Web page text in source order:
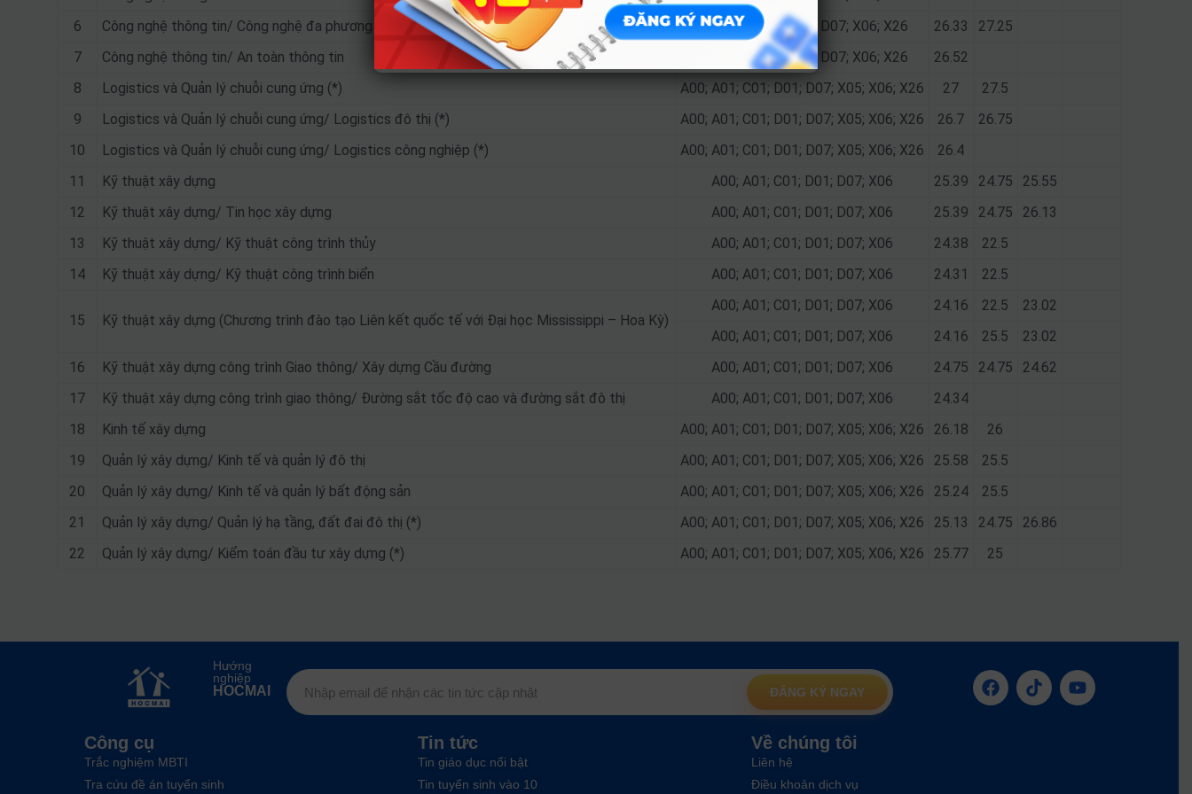
6
Công nghệ thông tin/ Công nghệ đa phương tiện (*) A00; A01; C01; D01; D07; X06; X26 26.33
27.25
7
Công nghệ thông tin/ An toàn thông tin A00; A01; C01; D01; D07; X06; X26
26.52
8
Logistics và Quản lý chuỗi cung ứng (*) A00; A01; C01; D01; D07; X05; X06; X26 27
27.5
9
Logistics và Quản lý chuỗi cung ứng/ Logistics đô thị (*) A00; A01; C01; D01; D07; X05; X06; X26 26.7
26.75
10
Logistics và Quản lý chuỗi cung ứng/ Logistics công nghiệp (*) A00; A01; C01; D01; D07; X05; X06; X26
26.4
11
Kỹ thuật xây dựng A00; A01; C01; D01; D07; X06 25.39 24.75
25.55
12
Kỹ thuật xây dựng/ Tin học xây dựng A00; A01; C01; D01; D07; X06 25.39 24.75
26.13
13
Kỹ thuật xây dựng/ Kỹ thuật công trình thủy A00; A01; C01; D01; D07; X06 24.38
22.5
14
Kỹ thuật xây dựng/ Kỹ thuật công trình biển A00; A01; C01; D01; D07; X06 24.31 22.5
15 Kỹ thuật xây dựng (Chương trình đào tạo Liên kết quốc tế với Đại học Mississippi – Hoa Kỳ)
A00; A01; C01; D01; D07; X06 24.16 22.5
23.02
A00; A01; C01; D01; D07; X06
24.16 25.5
23.02
16
Kỹ thuật xây dựng công trình Giao thông/ Xây dựng Cầu đường A00; A01; C01; D01; D07; X06 24.75 24.75
24.62
17
Kỹ thuật xây dựng công trình giao thông/ Đường sắt tốc độ cao và đường sắt đô thị A00; A01; C01; D01; D07; X06
24.34
18
Kinh tế xây dựng A00; A01; C01; D01; D07; X05; X06; X26 26.18
26
19
Quản lý xây dựng/ Kinh tế và quản lý đô thị A00; A01; C01; D01; D07; X05; X06; X26 25.58
25.5
20
Quản lý xây dựng/ Kinh tế và quản lý bất động sản A00; A01; C01; D01; D07; X05; X06; X26 25.24
25.5
21
Quản lý xây dựng/ Quản lý hạ tầng, đất đai đô thị (*) A00; A01; C01; D01; D07; X05; X06; X26 25.13 24.75
26.86
22
Quản lý xây dựng/ Kiểm toán đầu tư xây dựng (*) A00; A01; C01; D01; D07; X05; X06; X26 25.77 25
Hướng
nghiệp
HOCMAI ĐĂNG KÝ NGAY
Công cụ
Trắc nghiệm MBTI
Tra cứu đề án tuyển sinh
Tin tức
Tin giáo dục nổi bật
Tin tuyển sinh vào 10
Về chúng tôi
Liên hệ
Điều khoản dịch vụ